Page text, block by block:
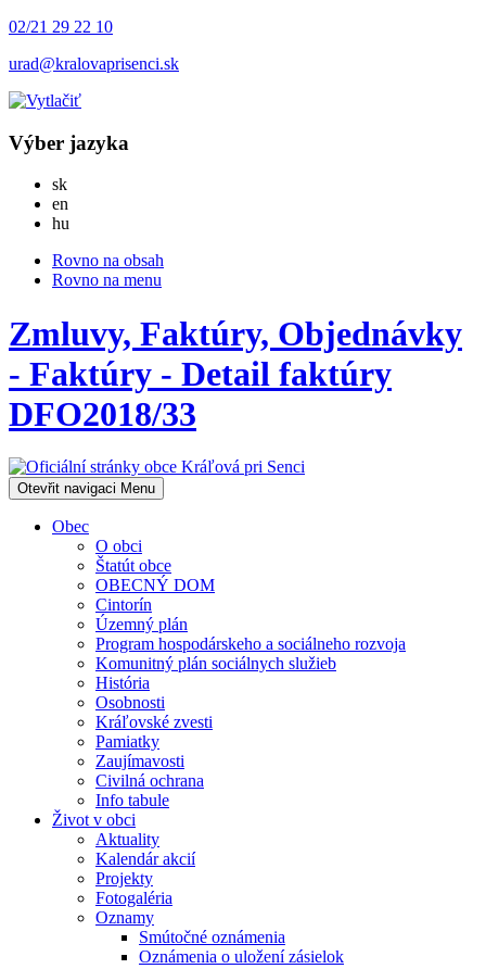
02/21 29 22 10
urad@kralovaprisenci.sk
Výber jazyka
skSlovensky
en
hu
Rovno na obsah
Rovno na menu
Zmluvy, Faktúry, Objednávky
- Faktúry - Detail faktúry
DFO2018/33
Otevřit navigaci Menu
Obec
O obci
Štatút obce
OBECNÝ DOM
Cintorín
Územný plán
Program hospodárskeho a sociálneho rozvoja
Komunitný plán sociálnych služieb
História
Osobnosti
Kráľovské zvesti
Pamiatky
Zaujímavosti
Civilná ochrana
Info tabule
Život v obci
Aktuality
Kalendár akcií
Projekty
Fotogaléria
Oznamy
Smútočné oznámenia
Oznámenia o uložení zásielok